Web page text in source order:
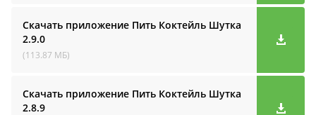
Скачать приложение Пить Коктейль Шутка
2.9.0
(113.87 МБ)
Скачать приложение Пить Коктейль Шутка
2.8.9